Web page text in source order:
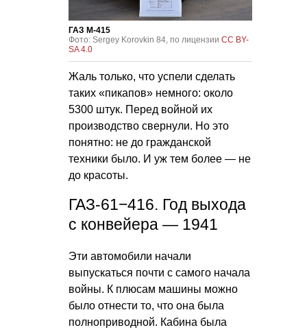
ГАЗ М-415
Фото: Sergey Korovkin 84, по лицензии CC BY-
SA 4.0
Жаль только, что успели сделать
таких «пикапов» немного: около
5300 штук. Перед войной их
производство свернули. Но это
понятно: не до гражданской
техники было. И уж тем более — не
до красоты.
ГАЗ-61−416. Год выхода
с конвейера — 1941
Эти автомобили начали
выпускаться почти с самого начала
войны. К плюсам машины можно
было отнести то, что она была
полноприводной. Кабина была